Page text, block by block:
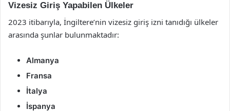
Vizesiz Giriş Yapabilen Ülkeler
2023 itibarıyla, İngiltere’nin vizesiz giriş izni tanıdığı ülkeler
arasında şunlar bulunmaktadır:
Almanya
Fransa
İtalya
İspanya